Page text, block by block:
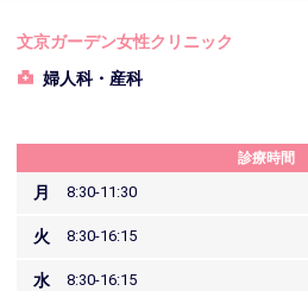
文京ガーデン女性クリニック
婦人科・産科
診療時間
月 8:30-11:30
火 8:30-16:15
水 8:30-16:15